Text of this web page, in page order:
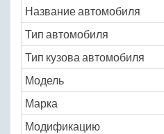
Название автомобиля
Тип автомобиля
Тип кузова автомобиля
Модель
Марка
Модификацию